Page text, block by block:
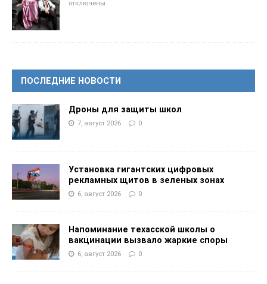
отключены
ПОСЛЕДНИЕ НОВОСТИ
Дроны для защиты школ
7, август 2026 0
Установка гигантских цифровых
рекламных щитов в зеленых зонах
6, август 2026 0
Напоминание техасской школы о
вакцинации вызвало жаркие споры
6, август 2026 0